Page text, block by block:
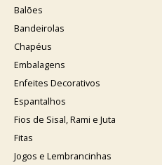
Balões
Bandeirolas
Chapéus
Embalagens
Enfeites Decorativos
Espantalhos
Fios de Sisal, Rami e Juta
Fitas
Jogos e Lembrancinhas